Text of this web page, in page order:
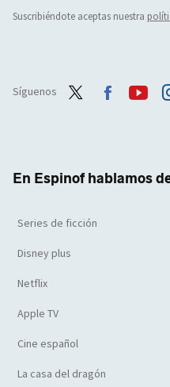
Suscribiéndote aceptas nuestra
Síguenos
En Espinof hablamos
Series de ficción
Disney plus
Netflix
Apple TV
Cine español
La casa del dragón